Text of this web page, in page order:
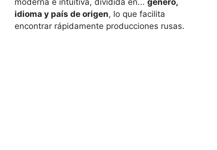
idioma y país de origen, lo que facilita
encontrar rápidamente producciones rusas.